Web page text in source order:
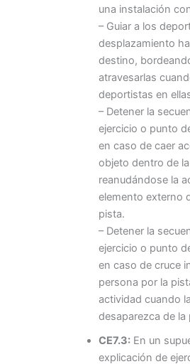
una instalación
– Guiar a los
desplazamiento
destino,
atravesarlas
deportistas en
– Detener la
ejercicio o punto
en caso de caer
objeto dentro de
reanudándose la
elemento externo
pista.
– Detener la
ejercicio o punto
en caso de cruce
persona por la
actividad cuando
desaparezca de la
CE7.3:En un
explicación de